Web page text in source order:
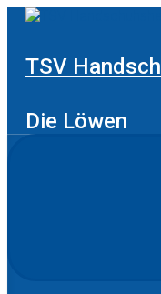
Zum
TSV
Die Löwen